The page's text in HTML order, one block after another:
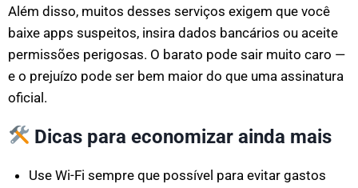
Além disso, muitos desses serviços exigem que você
baixe apps suspeitos, insira dados bancários ou aceite
permissões perigosas. O barato pode sair muito caro —
e o prejuízo pode ser bem maior do que uma assinatura
oficial.
Dicas para economizar ainda mais
Use Wi-Fi sempre que possível para evitar gastos